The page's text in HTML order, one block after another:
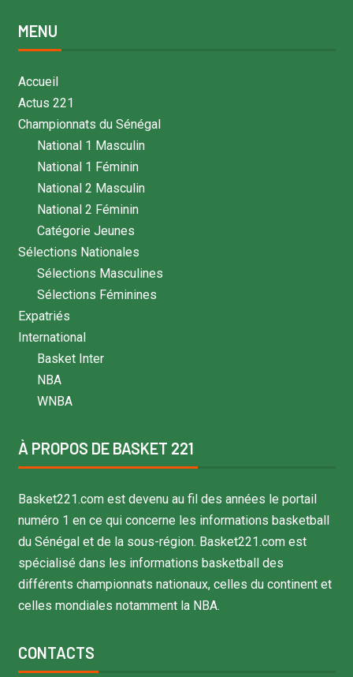
MENU
Accueil
Actus 221
Championnats du Sénégal
National 1 Masculin
National 1 Féminin
National 2 Masculin
National 2 Féminin
Catégorie Jeunes
Sélections Nationales
Sélections Masculines
Sélections Féminines
Expatriés
International
Basket Inter
NBA
WNBA
À PROPOS DE BASKET 221
Basket221.com est devenu au fil des années le portail
numéro 1 en ce qui concerne les informations basketball
du Sénégal et de la sous-région. Basket221.com est
spécialisé dans les informations basketball des
différents championnats nationaux, celles du continent et
celles mondiales notamment la NBA.
CONTACTS